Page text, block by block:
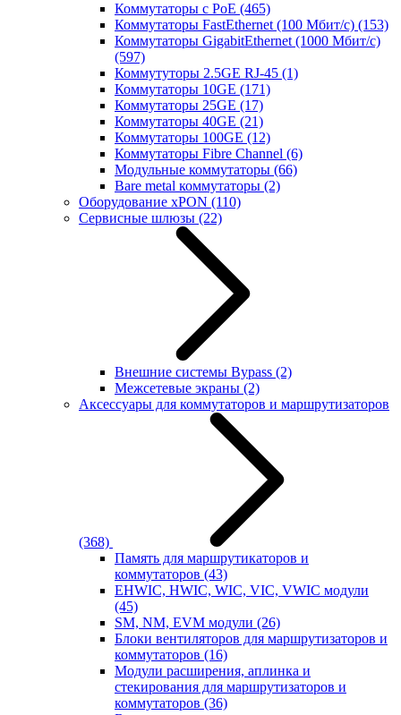
Коммутаторы с PoE (465)
Коммутаторы FastEthernet (100 Мбит/с) (153)
Коммутаторы GigabitEthernet (1000 Мбит/с)
(597)
Коммутуторы 2.5GE RJ-45 (1)
Коммутаторы 10GE (171)
Коммутаторы 25GE (17)
Коммутаторы 40GE (21)
Коммутаторы 100GE (12)
Коммутаторы Fibre Channel (6)
Модульные коммутаторы (66)
Bare metal коммутаторы (2)
Оборудование xPON (110)
Сервисные шлюзы (22)
Внешние системы Bypass (2)
Межсетевые экраны (2)
Аксессуары для коммутаторов и маршрутизаторов
(368)
Память для маршрутикаторов и
коммутаторов (43)
EHWIC, HWIC, WIC, VIC, VWIC модули
(45)
SM, NM, EVM модули (26)
Блоки вентиляторов для маршрутизаторов и
коммутаторов (16)
Модули расширения, аплинка и
стекирования для маршрутизаторов и
коммутаторов (36)